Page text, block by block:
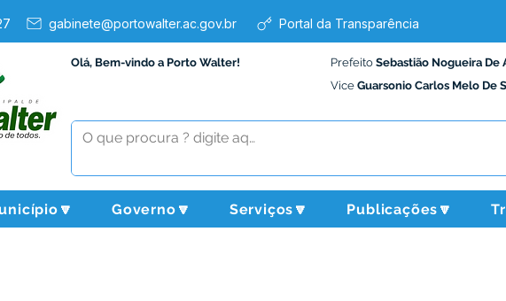
gabinete@portowalter.ac.gov.br Portal da Transparência
Olá, Bem-vindo a Porto Walter! Prefeito Sebastião Nogueira De
Vice Guarsonio Carlos Melo De
Governo🔽 Serviços🔽 Publicações🔽